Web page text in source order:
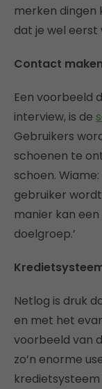
merken dingen
dat je wel
Contact maken
Een voorbeeld
interview, is de
Gebruikers
schoenen te
schoen.
gebruiker
manier kan
doelgroep.’
Netlog is druk
en met het
voorbeeld van
zo’n enorme
kredietsysteem